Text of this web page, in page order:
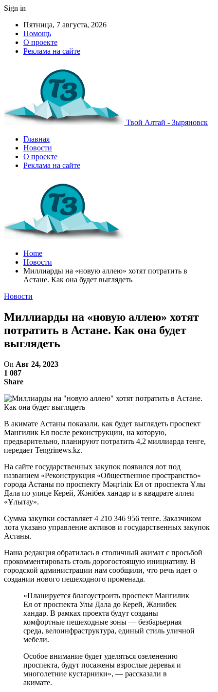
Sign in
Пятница, 7 августа, 2026
Помощь
О проекте
Реклама на сайте
Твой Алтай - Зыряновск
Главная
Новости
О проекте
Реклама на сайте
Home
Новости
Миллиарды на «новую аллею» хотят потратить в
Астане. Как она будет выглядеть
Новости
Миллиарды на «новую аллею» хотят
потратить в Астане. Как она будет
выглядеть
On Авг 24, 2023
1 087
Share
В акимате Астаны показали, как будет выглядеть проспект
Мангилик Ел после реконструкции, на которую,
предварительно, планируют потратить 4,2 миллиарда тенге,
передает Tengrinews.kz.
На сайте государственных закупок появился лот под
названием «Реконструкция «Общественное пространство»
города Астаны по проспекту Мəңгілік Ел от проспекта Ұлы
Дала по улице Керей, Жəнібек хандар и в квадрате аллеи
«Ұлытау».
Сумма закупки составляет 4 210 346 956 тенге. Заказчиком
лота указано управление активов и государственных закупок
Астаны.
Наша редакция обратилась в столичный акимат с просьбой
прокомментировать столь дорогостоящую инициативу. В
городской администрации нам сообщили, что речь идет о
создании нового пешеходного променада.
«Планируется благоустроить проспект Мангилик
Ел от проспекта Улы Дала до Керей, Жанибек
хандар. В рамках проекта будут созданы
комфортные пешеходные зоны — безбарьерная
среда, велоинфраструктура, единый стиль уличной
мебели.
Особое внимание будет уделяться озеленению
проспекта, будут посажены взрослые деревья и
многолетние кустарники», — рассказали в
акимате.